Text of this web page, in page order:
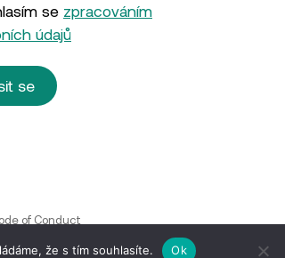
se zpracováním
údajů
se
of Conduct
že s tím souhlasíte. Ok